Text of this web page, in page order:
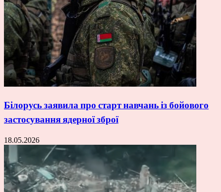
Білорусь заявила про старт навчань із бойового
застосування ядерної зброї
18.05.2026